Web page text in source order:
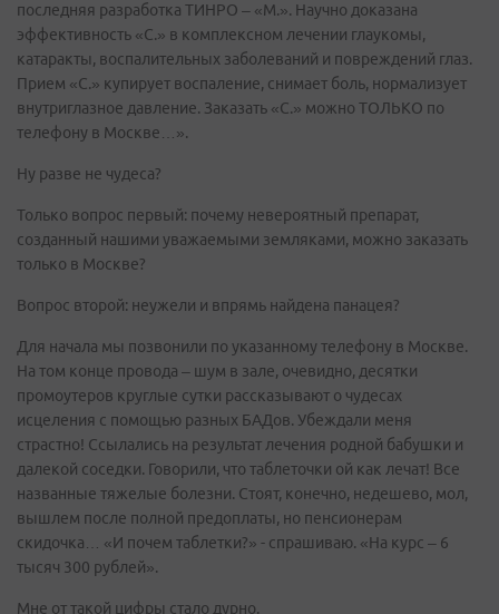
последняя разработка ТИНРО – «М.». Научно доказана
эффективность «С.» в комплексном лечении глаукомы,
катаракты, воспалительных заболеваний и повреждений глаз.
Прием «С.» купирует воспаление, снимает боль, нормализует
внутриглазное давление. Заказать «С.» можно ТОЛЬКО по
телефону в Москве…».
Ну разве не чудеса?
Только вопрос первый: почему невероятный препарат,
созданный нашими уважаемыми земляками, можно заказать
только в Москве?
Вопрос второй: неужели и впрямь найдена панацея?
Для начала мы позвонили по указанному телефону в Москве.
На том конце провода – шум в зале, очевидно, десятки
промоутеров круглые сутки рассказывают о чудесах
исцеления с помощью разных БАДов. Убеждали меня
страстно! Ссылались на результат лечения родной бабушки и
далекой соседки. Говорили, что таблеточки ой как лечат! Все
названные тяжелые болезни. Стоят, конечно, недешево, мол,
вышлем после полной предоплаты, но пенсионерам
скидочка… «И почем таблетки?» - спрашиваю. «На курс – 6
тысяч 300 рублей».
Мне от такой цифры стало дурно.